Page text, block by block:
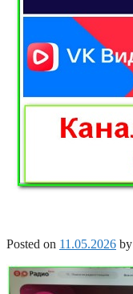
Posted on 11.05.2026 by